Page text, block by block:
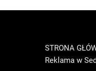
STRONA
Reklama w